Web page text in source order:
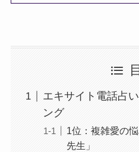
エキサイト電話占
ング
1位：複雑愛の
先生」